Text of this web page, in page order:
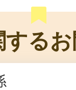
する